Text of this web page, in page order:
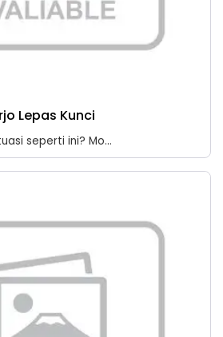
Lepas Kunci
seperti ini? Mo...